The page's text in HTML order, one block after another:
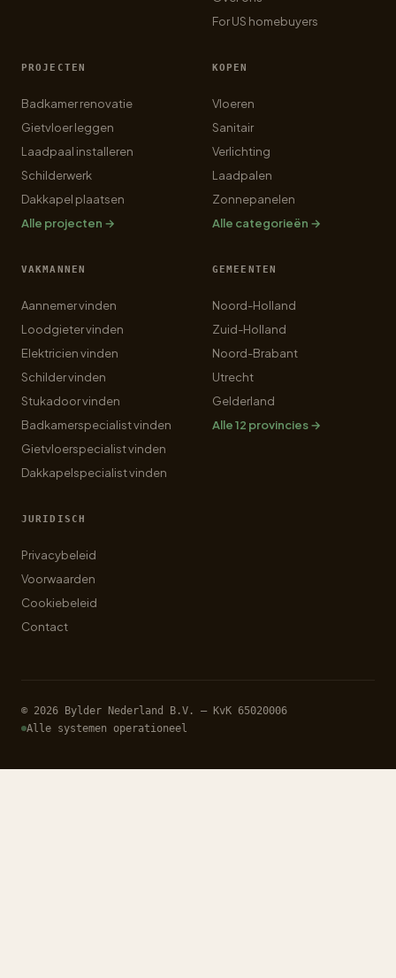
For US homebuyers
PROJECTEN
Badkamer renovatie
Gietvloer leggen
Laadpaal installeren
Schilderwerk
Dakkapel plaatsen
Alle projecten →
KOPEN
Vloeren
Sanitair
Verlichting
Laadpalen
Zonnepanelen
Alle categorieën →
VAKMANNEN
Aannemer vinden
Loodgieter vinden
Elektricien vinden
Schilder vinden
Stukadoor vinden
Badkamerspecialist vinden
Gietvloerspecialist vinden
Dakkapelspecialist vinden
GEMEENTEN
Noord-Holland
Zuid-Holland
Noord-Brabant
Utrecht
Gelderland
Alle 12 provincies →
JURIDISCH
Privacybeleid
Voorwaarden
Cookiebeleid
Contact
© 2026 Bylder Nederland B.V. — KvK 65020006
Alle systemen operationeel